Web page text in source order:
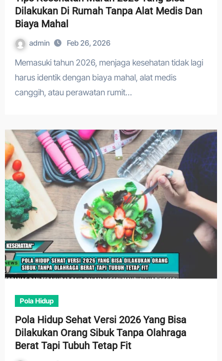
Dilakukan Di Rumah Tanpa Alat Medis Dan
Biaya Mahal
admin Feb 26, 2026
Memasuki tahun 2026, menjaga kesehatan tidak lagi
harus identik dengan biaya mahal, alat medis
canggih, atau perawatan rumit…
Pola Hidup
Pola Hidup Sehat Versi 2026 Yang Bisa
Dilakukan Orang Sibuk Tanpa Olahraga
Berat Tapi Tubuh Tetap Fit